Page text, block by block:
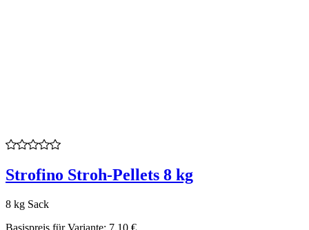
Strofino Stroh-Pellets 8 kg
8 kg Sack